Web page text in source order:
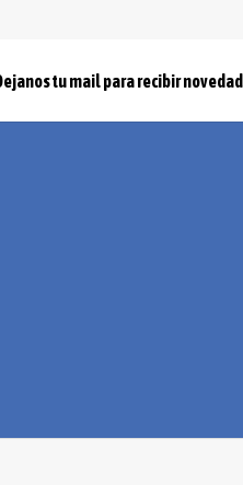
tu mail para recibir